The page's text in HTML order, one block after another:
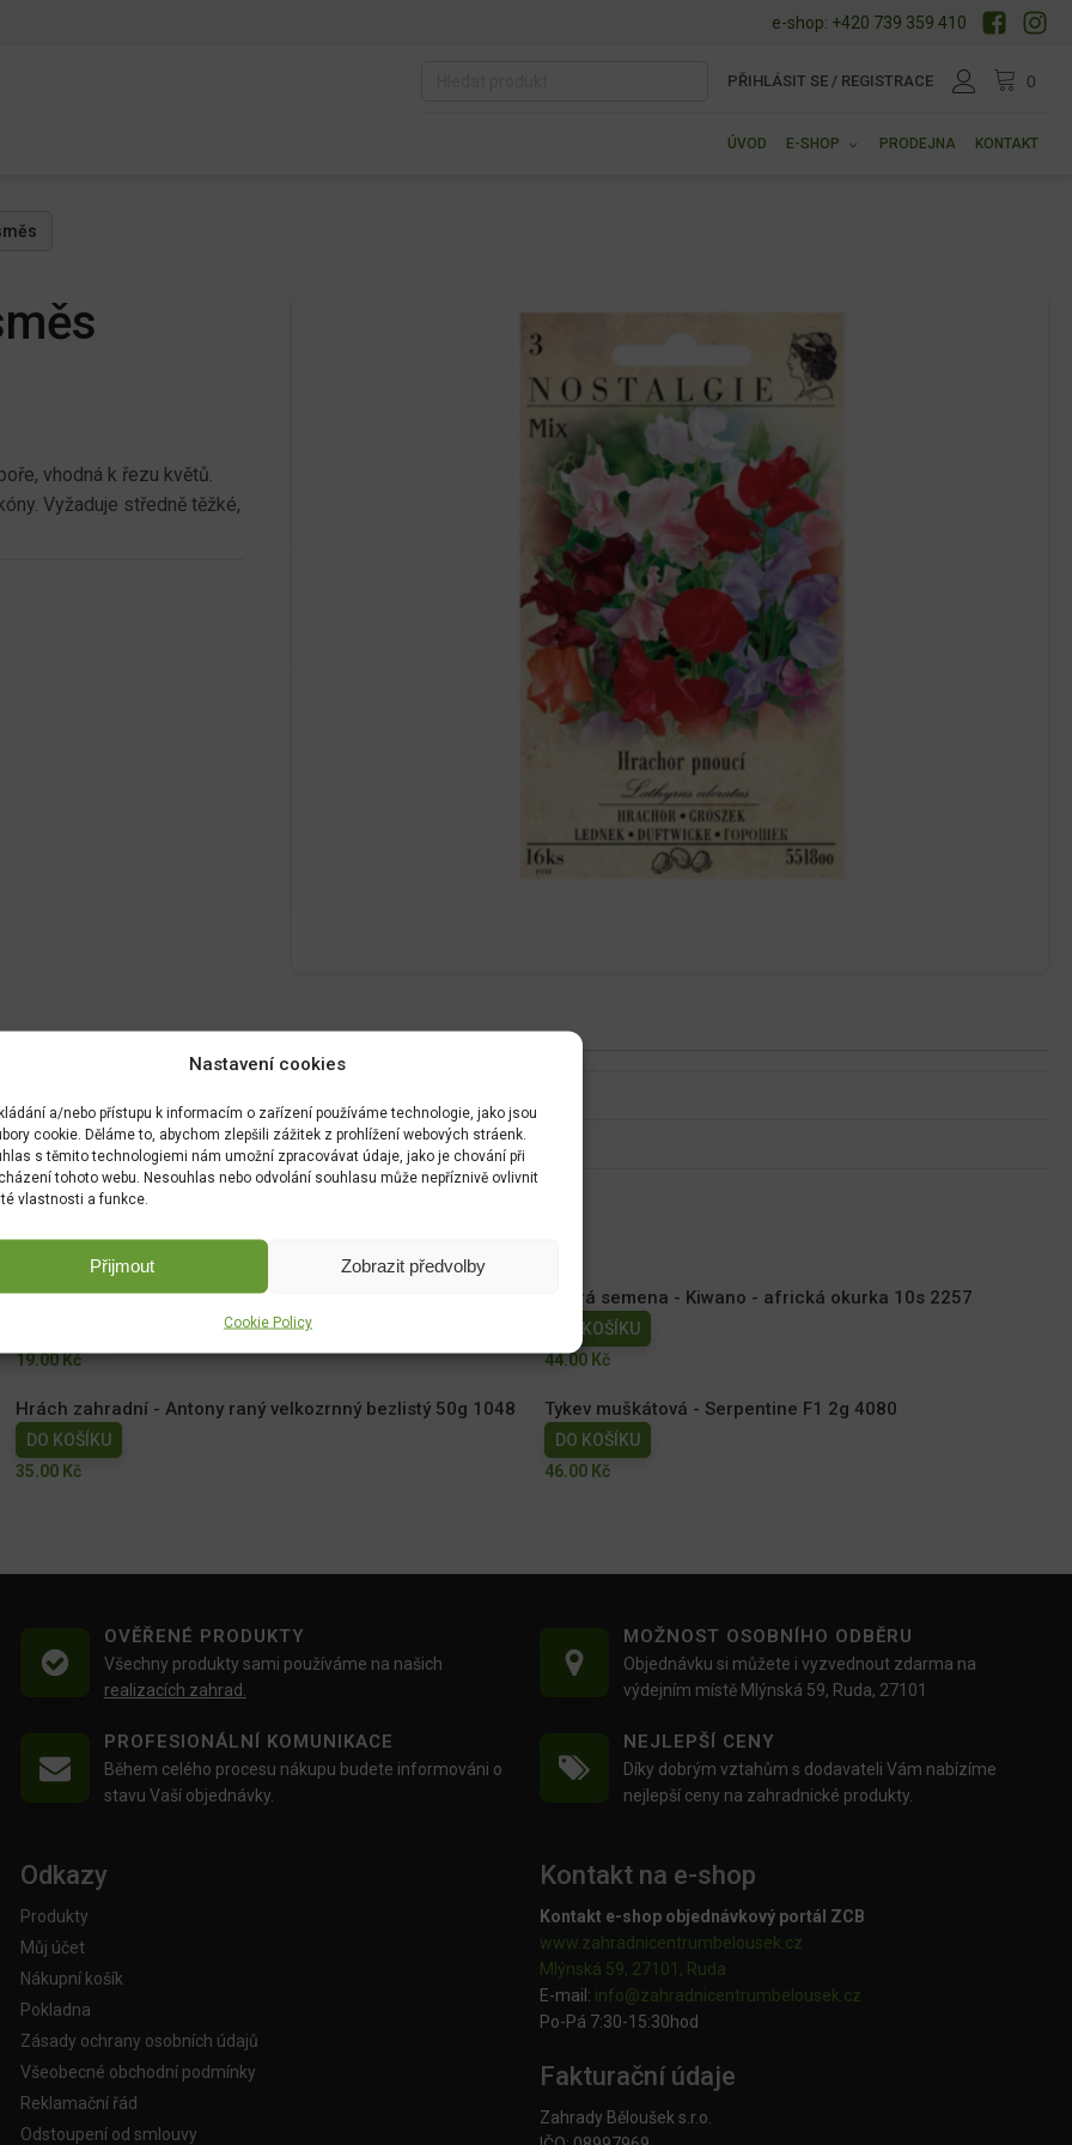
Nastavení cookies
a/nebo přístupu k informacím o zařízení používáme technologie, jako jsou
cookie. Děláme to, abychom zlepšili zážitek z prohlížení webových stráenk.
s těmito technologiemi nám umožní zpracovávat údaje, jako je chování při
tohoto webu. Nesouhlas nebo odvolání souhlasu může nepříznivě ovlivnit
vlastnosti a funkce.
Přijmout Zobrazit předvolby
Cookie Policy
e-shop: +420 739 359 410
PŘIHLÁSIT SE / REGISTRACE
ÚVOD E-SHOP PRODEJNA KONTAKT
vhodná k řezu květů.
Vyžaduje středně těžké,
Měsíček lékařský NG 1780cc
19.00Kč
Dobrá semena - Kiwano - africká okurka 10s 2257
DO KOŠÍKU
44.00 Kč
Hrách zahradní - Antony raný velkozrnný bezlistý 50g 1048
DO KOŠÍKU
35.00 Kč
Tykev muškátová - Serpentine F1 2g 4080
DO KOŠÍKU
46.00 Kč
OVĚŘENÉ PRODUKTY
Všechny produkty sami používáme na našich
realizacích zahrad.
MOŽNOST OSOBNÍHO ODBĚRU
Objednávku si můžete i vyzvednout zdarma na
výdejním místě Mlýnská 59, Ruda, 27101
PROFESIONÁLNÍ KOMUNIKACE
Během celého procesu nákupu budete informováni o
stavu Vaší objednávky.
NEJLEPŠÍ CENY
Díky dobrým vztahům s dodavateli Vám nabízíme
nejlepší ceny na zahradnické produkty.
Odkazy
Produkty
Můj účet
Nákupní košík
Pokladna
Zásady ochrany osobních údajů
Všeobecné obchodní podmínky
Reklamační řád
Odstoupení od smlouvy
Kontakt na e-shop
Kontakt e-shop objednávkový portál ZCB
www.zahradnicentrumbelousek.cz
Mlýnská 59, 27101, Ruda
E-mail: info@zahradnicentrumbelousek. cz
Po-Pá 7:30-15:30hod
Fakturační údaje
Zahrady Běloušek s.r.o.